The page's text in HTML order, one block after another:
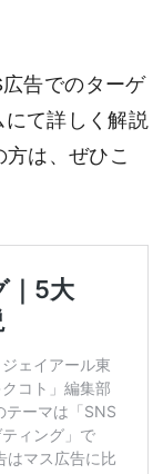
告でのターゲ
て詳しく解説
は、ぜひこ